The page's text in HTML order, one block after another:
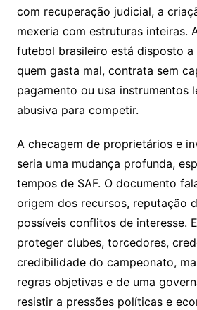
com recuperação judicial, a
mexeria com estruturas inteiras.
futebol brasileiro está disposto a
quem gasta mal, contrata sem
pagamento ou usa instrumentos
abusiva para competir.
A checagem de proprietários e
seria uma mudança profunda,
tempos de SAF. O documento
origem dos recursos, reputação
possíveis conflitos de interesse.
proteger clubes, torcedores,
credibilidade do campeonato,
regras objetivas e de uma
resistir a pressões políticas e